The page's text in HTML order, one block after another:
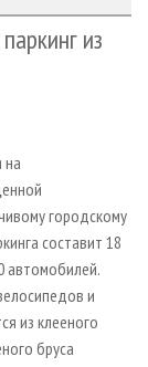
из
на
городскому
составит 18
автомобилей.
и
из клееного
бруса